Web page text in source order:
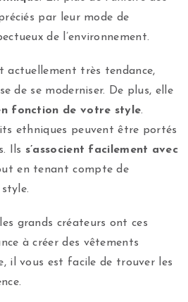
par leur mode de
de l’environnement.
actuellement très tendance,
de se moderniser. De plus, elle
fonction de votre style.
ethniques peuvent être portés
Ils s’associent facilement avec
en tenant compte de
grands créateurs ont ces
à créer des vêtements
il vous est facile de trouver les